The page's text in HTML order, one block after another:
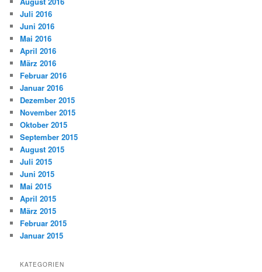
Juli 2016
Juni 2016
Mai 2016
April 2016
März 2016
Februar 2016
Januar 2016
Dezember 2015
November 2015
Oktober 2015
September 2015
August 2015
Juli 2015
Juni 2015
Mai 2015
April 2015
März 2015
Februar 2015
Januar 2015
KATEGORIEN